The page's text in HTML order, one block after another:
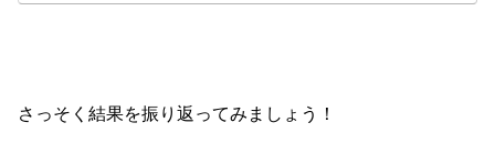
さっそく結果を振り返ってみましょう！